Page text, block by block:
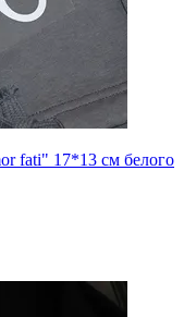
fati" 17*13 см белого